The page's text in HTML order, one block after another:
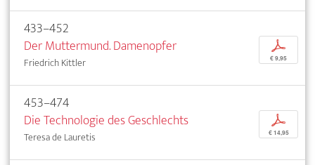
433–452
Der Muttermund. Damenopfer
Friedrich Kittler
p
€ 9,95
453–474
Die Technologie des Geschlechts
Teresa de Lauretis
p
€ 14,95